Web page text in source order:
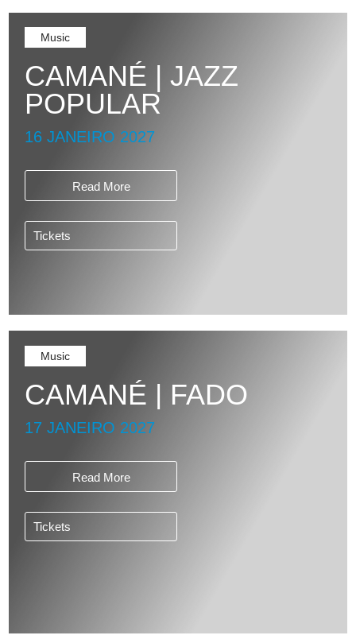
Music
CAMANÉ | JAZZ
POPULAR
16 JANEIRO 2027
Read More
Tickets
Music
CAMANÉ | FADO
17 JANEIRO 2027
Read More
Tickets